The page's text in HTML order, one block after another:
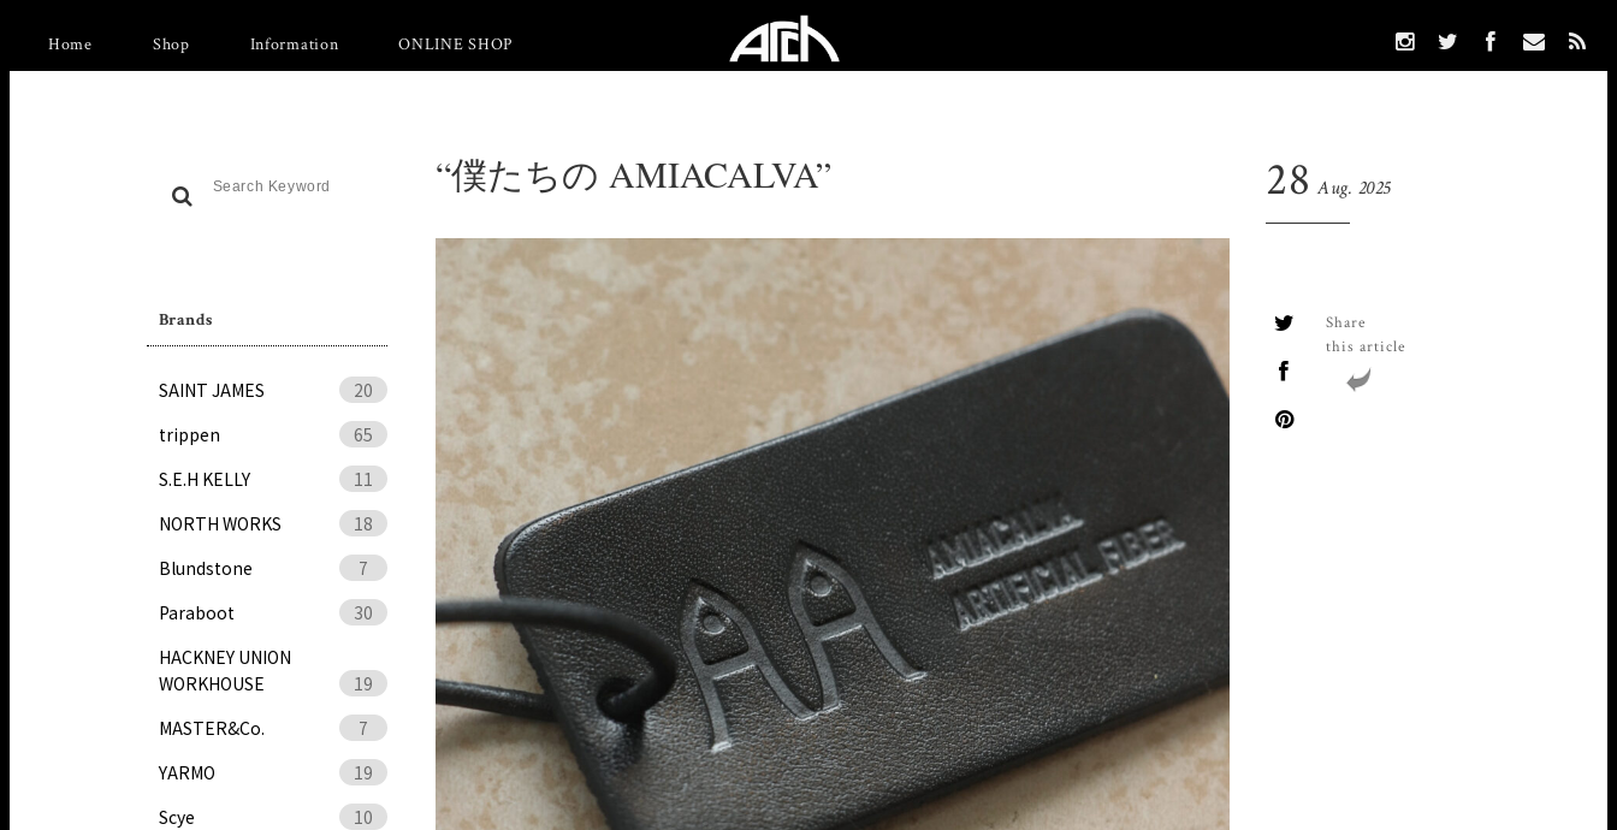
Home Shop Information ONLINE SHOP
Brands
SAINT JAMES
20
trippen
65
S.E.H KELLY
11
NORTH WORKS
18
Blundstone
7
Paraboot
30
HACKNEY UNION
WORKHOUSE
19
MASTER&Co.
7
YARMO
19
Scye
10
“僕たちの AMIACALVA” 28 Aug. 2025
Share
this article